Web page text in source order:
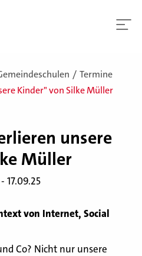
Termine
Kinder" von Silke Müller
un­se­re
Mül­ler
17.09.25
von Internet, Social
Co? Nicht nur unsere